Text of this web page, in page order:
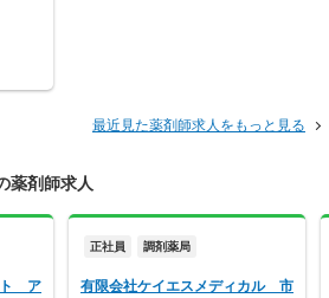
最近見た薬剤師求人をもっと見る
薬剤師求人
ト ア
正社員 調剤薬局
有限会社ケイエスメディカル 市